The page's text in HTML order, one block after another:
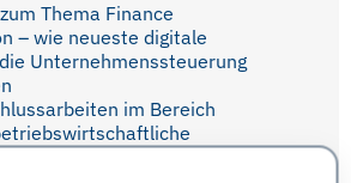
Thema Finance
– wie neueste digitale
Unternehmenssteuerung
im Bereich